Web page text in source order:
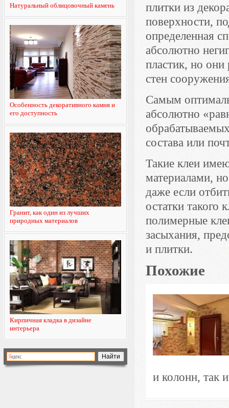
Натуральный облицовочный камень
Особенность декоративного камня и
его доступность
Гранит, как один из лучших
природных материалов
Кирпичная кладка в дизайне
интерьера
плитки из
поверхности,
определенная
абсолютно
пластик, но они
стен
Самым
абсолютно
состава или
Такие клеи
материалами,
даже если
остатки такого
полимерные
засыхания,
и плитки.
Похожие
и колонн, так